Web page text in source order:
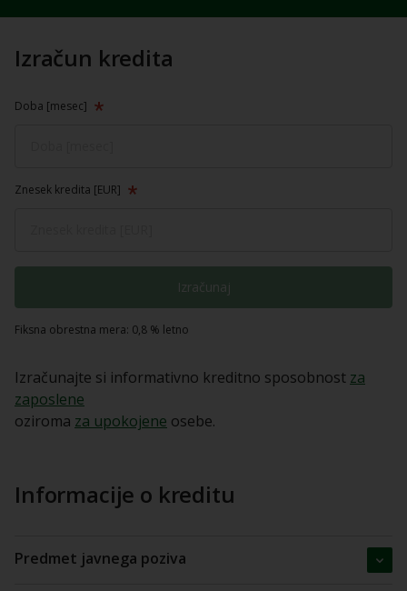
Izračun kredita
Doba [mesec]
Znesek kredita [EUR]
Izračunaj
Fiksna obrestna mera: 0,8 % letno
Izračunajte si informativno kreditno sposobnost za
zaposlene
oziroma za upokojene osebe.
Informacije o kreditu
Predmet javnega poziva